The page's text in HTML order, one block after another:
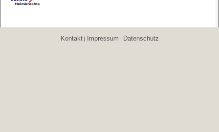
Kontakt| Impressum Datenschutz